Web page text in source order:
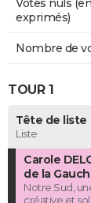
Votes nuls
exprimés)
Nombre de
TOUR 1
Tête de liste
Liste
Carole
de la
Notre Sud,
créative et